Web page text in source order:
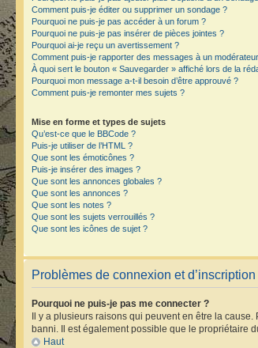
Comment puis-je éditer ou supprimer un sondage ?
Pourquoi ne puis-je pas accéder à un forum ?
Pourquoi ne puis-je pas insérer de pièces jointes ?
Pourquoi ai-je reçu un avertissement ?
Comment puis-je rapporter des messages à un
À quoi sert le bouton « Sauvegarder » affiché lors de la
Pourquoi mon message a-t-il besoin d’être approuvé ?
Comment puis-je remonter mes sujets ?
Mise en forme et types de sujets
Qu’est-ce que le BBCode ?
Puis-je utiliser de l’HTML ?
Que sont les émoticônes ?
Puis-je insérer des images ?
Que sont les annonces globales ?
Que sont les annonces ?
Que sont les notes ?
Que sont les sujets verrouillés ?
Que sont les icônes de sujet ?
Problèmes de connexion et d’inscription
Pourquoi ne puis-je pas me connecter ?
Il y a plusieurs raisons qui peuvent en être la
banni. Il est également possible que le propriétaire
Haut